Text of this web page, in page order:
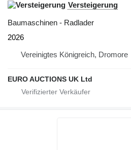
Versteigerung
Baumaschinen - Radlader
2026
Vereinigtes Königreich, Dromore
EURO AUCTIONS UK Ltd